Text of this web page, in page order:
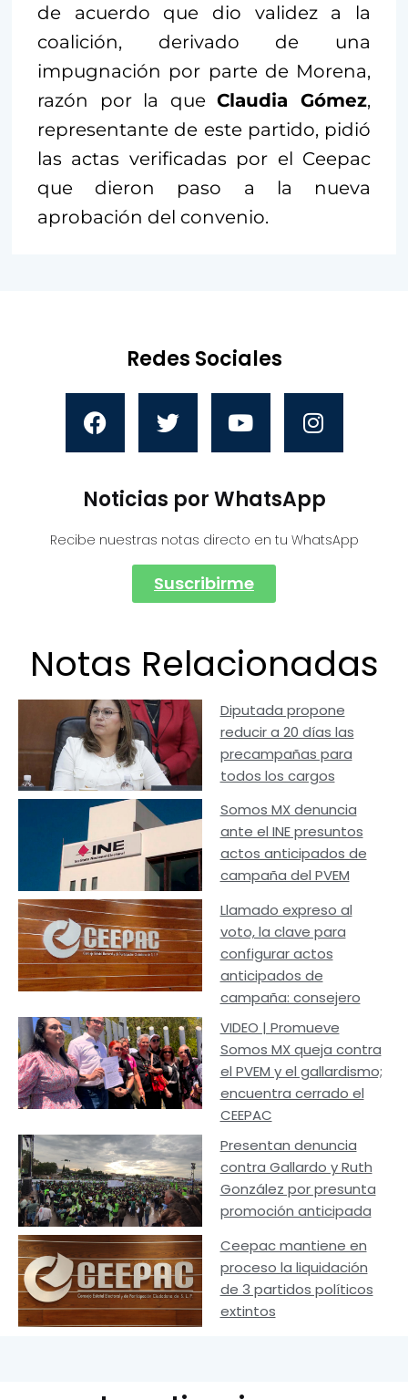
de acuerdo que dio validez a la
coalición, derivado de una
impugnación por parte de Morena,
razón por la queClaudia Gómez,
representante de este partido, pidió
las actas verificadas por el Ceepac
que dieron paso a la nueva
aprobación del convenio.
Redes Sociales
Noticias por WhatsApp
Recibe nuestras notas directo en tu WhatsApp
Suscribirme
Notas Relacionadas
Diputada propone
reducir a 20 días las
precampañas para
todos los cargos
Somos MX denuncia
ante el INE presuntos
actos anticipados de
campaña del PVEM
Llamado expreso al
voto, la clave para
configurar actos
anticipados de
campaña: consejero
VIDEO | Promueve
Somos MX queja contra
el PVEM y el gallardismo;
encuentra cerrado el
CEEPAC
Presentan denuncia
contra Gallardo y Ruth
González por presunta
promoción anticipada
Ceepac mantiene en
proceso la liquidación
de 3 partidos políticos
extintos